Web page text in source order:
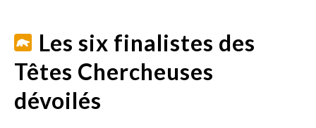
Les six finalistes des
Têtes Chercheuses
dévoilés